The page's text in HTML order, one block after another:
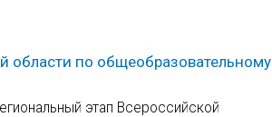
области по общеобразовательному
этап Всероссийской